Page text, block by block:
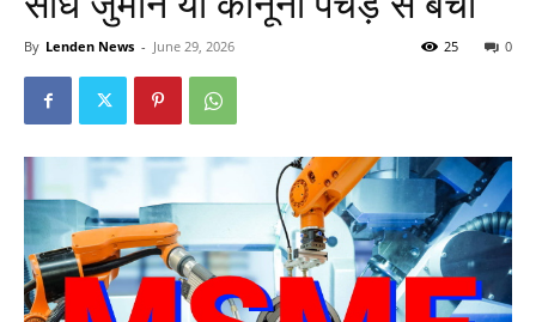
By Lenden News - June 29, 2026 0
25